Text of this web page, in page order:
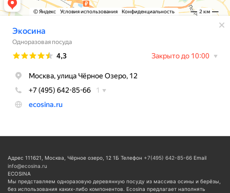
Адрес 111621, Москва, Чёрное озеро, 12 1Б Телефон +7(495) 642-85-66 Email
info@ecosina.ru
ECOSINA
Мы представляем одноразовую деревянную посуду из массива осины и берёзы,
без использования каких-либо компонентов. Ecosina предлагает наполнять